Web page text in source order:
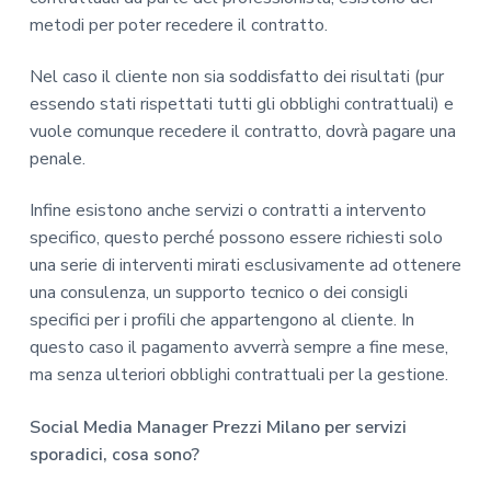
metodi per poter recedere il contratto.
Nel caso il cliente non sia soddisfatto dei risultati (pur
essendo stati rispettati tutti gli obblighi contrattuali) e
vuole comunque recedere il contratto, dovrà pagare una
penale.
Infine esistono anche servizi o contratti a intervento
specifico, questo perché possono essere richiesti solo
una serie di interventi mirati esclusivamente ad ottenere
una consulenza, un supporto tecnico o dei consigli
specifici per i profili che appartengono al cliente. In
questo caso il pagamento avverrà sempre a fine mese,
ma senza ulteriori obblighi contrattuali per la gestione.
Social Media Manager Prezzi Milano per servizi
sporadici, cosa sono?